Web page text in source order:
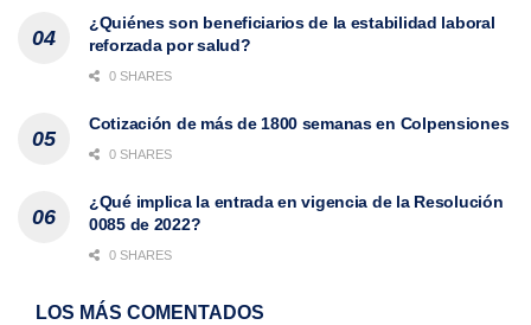
¿Quiénes son beneficiarios de la estabilidad laboral
reforzada por salud?
0 SHARES
Cotización de más de 1800 semanas en Colpensiones
0 SHARES
¿Qué implica la entrada en vigencia de la Resolución
0085 de 2022?
0 SHARES
LOS MÁS COMENTADOS